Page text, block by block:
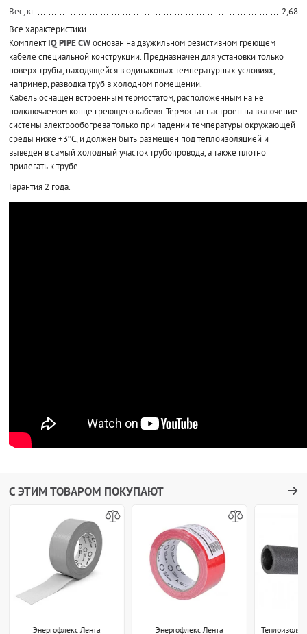
Вес, кг
2,68
Все характеристики
КомплектIQ PIPE CWоснован на двужильном резистивном греющем
кабеле специальной конструкции. Предназначен для установки только
поверх трубы, находящейся в одинаковых температурных условиях,
например, разводка труб в холодном помещении.
Кабель оснащен встроенным термостатом, расположенным на не
подключаемом конце греющего кабеля. Термостат настроен на включение
системы электрообогрева только при падении температуры окружающей
среды ниже +3ºС, и должен быть размещен под теплоизоляцией и
выведен в самый холодный участок трубопровода, а также плотно
прилегать к трубе.
Гарантия 2 года.
С ЭТИМ ТОВАРОМ ПОКУПАЮТ
Энергофлекс Лента Энергофлекс Лента